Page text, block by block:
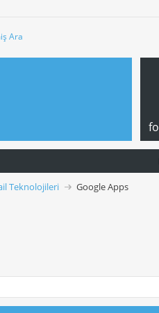
Ara
Teknolojileri Google Apps